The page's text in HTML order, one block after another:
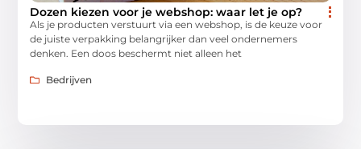
Dozen kiezen voor je webshop: waar let je op?
Als je producten verstuurt via een webshop, is de keuze voor
de juiste verpakking belangrijker dan veel ondernemers
denken. Een doos beschermt niet alleen het
Bedrijven